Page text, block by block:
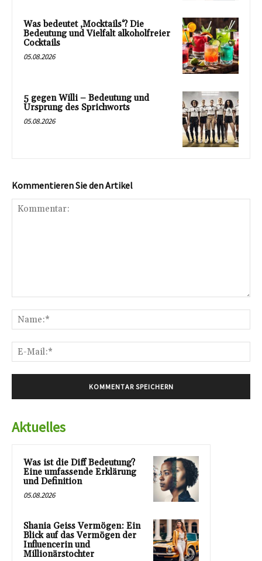
Was bedeutet ‚Mocktails‘? Die
Bedeutung und Vielfalt alkoholfreier
Cocktails
05.08.2026
5 gegen Willi – Bedeutung und
Ursprung des Sprichworts
05.08.2026
Kommentieren Sie den Artikel
Aktuelles
Was ist die Diff Bedeutung?
Eine umfassende Erklärung
und Definition
05.08.2026
Shania Geiss Vermögen: Ein
Blick auf das Vermögen der
Influencerin und
Millionärstochter